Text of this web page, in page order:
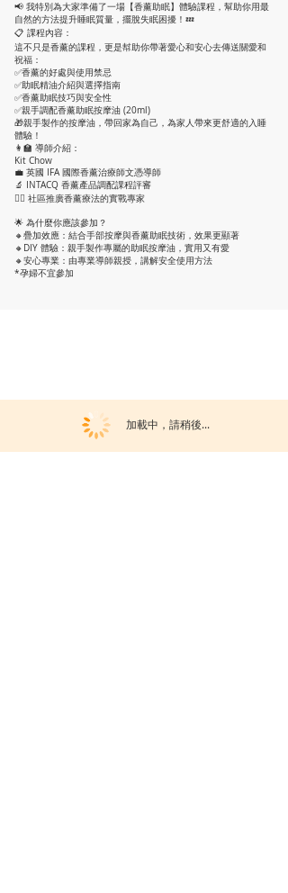
📢 我特別為大家準備了一場【香薰助眠】體驗課程，幫助你用最
自然的方法提升睡眠質量，擺脫失眠困擾！💤
📋 課程內容：
這不只是香薰的課程，更是幇助你帶著愛心和安心去傳送關愛和
祝福：
✅香薰的好處與使用禁忌
✅助眠精油介紹與選擇指南
✅香薰助眠技巧與安全性
✅親手調配香薰助眠按摩油 (20ml)
🎁親手製作的按摩油，帶回家為自己，為家人帶來更舒適的入睡
體驗！
👩‍🏫 導師介紹：
Kit Chow
💼 英國 IFA 國際香薰治療師文憑導師
🔬 INTACQ 香薰產品調配課程評審
👩‍⚕ 社區推廣香薰療法的實戰專家
🌟 為什麼你應該參加？
🔸疊加效應：結合手部按摩與香薰助眠技術，效果更顯著
🔸DIY 體驗：親手製作專屬的助眠按摩油，實用又有愛
🔸安心專業：由專業導師親授，講解安全使用方法
*孕婦不宜參加
加載中，請稍後...